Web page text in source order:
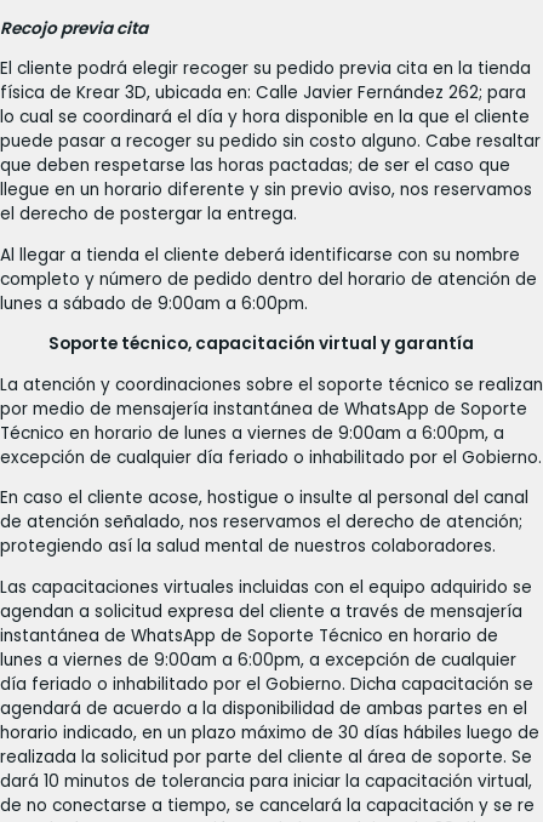
Recojo previa cita
El cliente podrá elegir recoger su pedido previa cita en la tienda
física de Krear 3D, ubicada en: Calle Javier Fernández 262; para
lo cual se coordinará el día y hora disponible en la que el cliente
puede pasar a recoger su pedido sin costo alguno. Cabe resaltar
que deben respetarse las horas pactadas; de ser el caso que
llegue en un horario diferente y sin previo aviso, nos reservamos
el derecho de postergar la entrega.
Al llegar a tienda el cliente deberá identificarse con su nombre
completo y número de pedido dentro del horario de atención de
lunes a sábado de 9:00am a 6:00pm.
Soporte técnico, capacitación virtual y garantía
La atención y coordinaciones sobre el soporte técnico se realizan
por medio de mensajería instantánea de WhatsApp de Soporte
Técnico en horario de lunes a viernes de 9:00am a 6:00pm, a
excepción de cualquier día feriado o inhabilitado por el Gobierno.
En caso el cliente acose, hostigue o insulte al personal del canal
de atención señalado, nos reservamos el derecho de atención;
protegiendo así la salud mental de nuestros colaboradores.
Las capacitaciones virtuales incluidas con el equipo adquirido se
agendan a solicitud expresa del cliente a través de mensajería
instantánea de WhatsApp de Soporte Técnico en horario de
lunes a viernes de 9:00am a 6:00pm, a excepción de cualquier
día feriado o inhabilitado por el Gobierno. Dicha capacitación se
agendará de acuerdo a la disponibilidad de ambas partes en el
horario indicado, en un plazo máximo de 30 días hábiles luego de
realizada la solicitud por parte del cliente al área de soporte. Se
dará 10 minutos de tolerancia para iniciar la capacitación virtual,
de no conectarse a tiempo, se cancelará la capacitación y se re